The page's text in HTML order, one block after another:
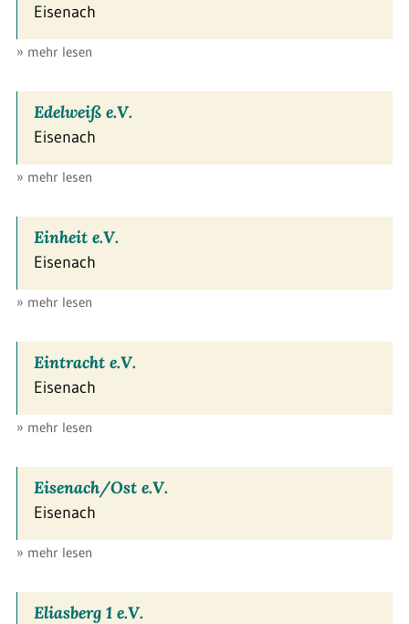
Eisenach
» mehr lesen
Edelweiß e.V.
Eisenach
» mehr lesen
Einheit e.V.
Eisenach
» mehr lesen
Eintracht e.V.
Eisenach
» mehr lesen
Eisenach/Ost e.V.
Eisenach
» mehr lesen
Eliasberg 1 e.V.